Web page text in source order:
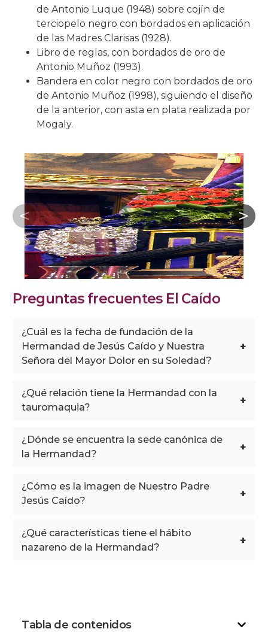
de Antonio Luque (1948) sobre cojín de
terciopelo negro con bordados en aplicación
de las Madres Clarisas (1928).
Libro de reglas, con bordados de oro de
Antonio Muñoz (1993).
Bandera en color negro con bordados de oro
de Antonio Muñoz (1998), siguiendo el diseño
de la anterior, con asta en plata realizada por
Mogaly.
Preguntas frecuentes El Caído
¿Cuál es la fecha de fundación de la
Hermandad de Jesús Caído y Nuestra
Señora del Mayor Dolor en su Soledad?
+
¿Qué relación tiene la Hermandad con la
tauromaquia?
+
¿Dónde se encuentra la sede canónica de
la Hermandad?
+
¿Cómo es la imagen de Nuestro Padre
Jesús Caído?
+
¿Qué características tiene el hábito
nazareno de la Hermandad?
+
Tabla de contenidos